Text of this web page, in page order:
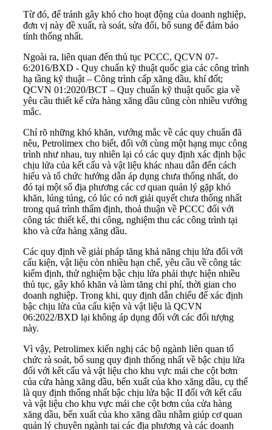
Từ đó, để tránh gây khó cho hoạt động của doanh nghiệp,
đơn vị này đề xuất, rà soát, sửa đổi, bổ sung để đảm bảo
tính thống nhất.
Ngoài ra, liên quan đến thủ tục PCCC, QCVN 07-
6:2016/BXD - Quy chuẩn kỹ thuật quốc gia các công trình
hạ tầng kỹ thuật – Công trình cấp xăng dầu, khí đốt;
QCVN 01:2020/BCT – Quy chuẩn kỹ thuật quốc gia về
yêu cầu thiết kế cửa hàng xăng dầu cũng còn nhiều vướng
mắc.
Chỉ rõ những khó khăn, vướng mắc về các quy chuẩn đã
nêu, Petrolimex cho biết, đối với cùng một hạng mục công
trình như nhau, tuy nhiên lại có các quy định xác định bậc
chịu lửa của kết cấu và vật liệu khác nhau dẫn đến cách
hiểu và tổ chức hướng dẫn áp dụng chưa thống nhất, do
đó tại một số địa phương các cơ quan quản lý gặp khó
khăn, lúng túng, có lúc có nơi giải quyết chưa thống nhất
trong quá trình thẩm định, thoả thuận về PCCC đối với
công tác thiết kế, thi công, nghiệm thu các công trình tại
kho và cửa hàng xăng dầu.
Các quy định về giải pháp tăng khả năng chịu lửa đối với
cấu kiện, vật liệu còn nhiều hạn chế, yêu cầu về công tác
kiểm định, thử nghiệm bậc chịu lửa phải thực hiện nhiều
thủ tục, gây khó khăn và làm tăng chi phí, thời gian cho
doanh nghiệp. Trong khi, quy định dẫn chiếu để xác định
bậc chịu lửa của cấu kiện và vật liệu là QCVN
06:2022/BXD lại không áp dụng đối với các đối tượng
này.
Vì vậy, Petrolimex kiến nghị các bộ ngành liên quan tổ
chức rà soát, bổ sung quy định thống nhất về bậc chịu lửa
đối với kết cấu và vật liệu cho khu vực mái che cột bơm
của cửa hàng xăng dầu, bến xuất của kho xăng dầu, cụ thể
là quy định thống nhất bậc chịu lửa bậc II đối với kết cấu
và vật liệu cho khu vực mái che cột bơm của cửa hàng
xăng dầu, bến xuất của kho xăng dầu nhằm giúp cơ quan
quản lý chuyên ngành tại các địa phương và các doanh